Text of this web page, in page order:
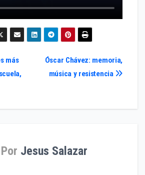
Óscar Chávez: memoria,
música y resistencia
más
Por Jesus Salazar